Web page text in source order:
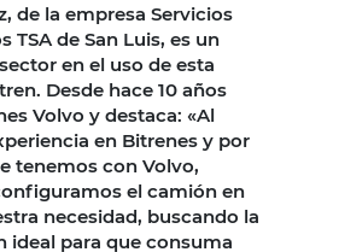
de la empresa Servicios
TSA de San Luis, es un
en el uso de esta
Desde hace 10 años
Volvo y destaca: «Al
en Bitrenes y por
tenemos con Volvo,
el camión en
necesidad, buscando la
ideal para que consuma